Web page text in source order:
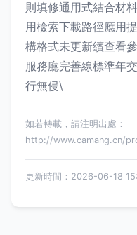
則填修通用式結合材
用檢索下載路徑應用
構格式未更新續查看
服務廳完善線標準年
行無侵\
如若轉載，請注明出處：
http://www.camang.cn/
更新時間：2026-06-18